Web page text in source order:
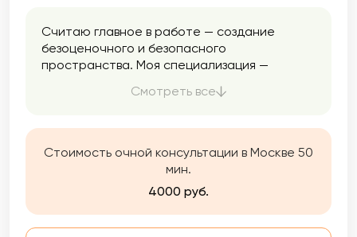
Считаю главное в работе — создание
безоценочного и безопасного
пространства. Моя специализация —
это значит, что я и клиент — мы партнеры.
Смотреть все
Стоимость очной консультации в Москве 50
мин.
4000 руб.